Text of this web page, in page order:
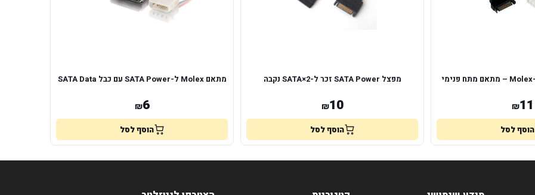
₪11
הוסף לסל
מפצל SATA Power זכר ל-2×SATA נקבה
₪10
הוסף לסל
מתאם Molex ל-SATA Power עם כבל SATA Data
₪6
הוסף לסל